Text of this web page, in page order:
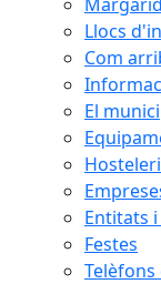
Llocs
Com
El
Entitats
Festes